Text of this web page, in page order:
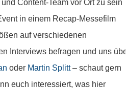
Content-Team vor Ort zu sein
in einem Recap-Messefilm
auf verschiedenen
Interviews befragen und uns
oder Martin Splitt– schaut gern
euch interessiert, was hier